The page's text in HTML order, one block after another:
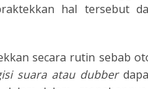
hal tersebut
secara rutin sebab
suara atau dubber